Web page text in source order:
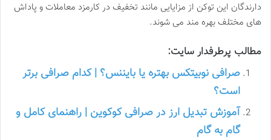
دارندگان این توکن از مزایایی مانند تخفیف در کارمزد معاملات و پاداش
های مختلف بهره مند می شوند.
مطالب پرطرفدار سایت:
صرافی نوبیتکس بهتره یا بایننس؟ | کدام صرافی برتر
است؟
آموزش تبدیل ارز در صرافی کوکوین | راهنمای کامل و
گام به گام